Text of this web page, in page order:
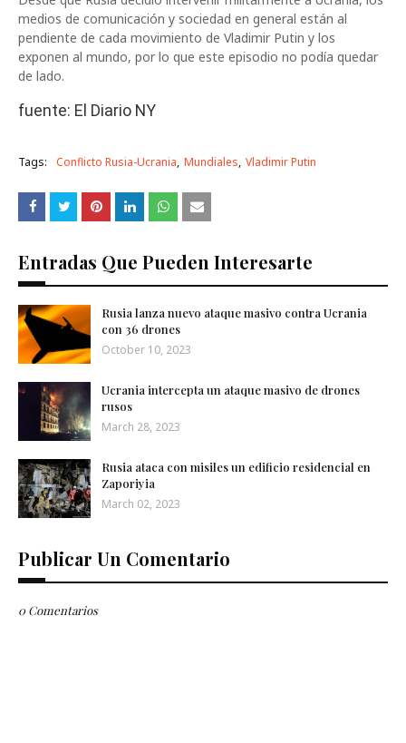
medios de comunicación y sociedad en general están al
pendiente de cada movimiento de Vladimir Putin y los
exponen al mundo, por lo que este episodio no podía quedar
de lado.
fuente: El Diario NY
Tags: Conflicto Rusia-Ucrania Mundiales Vladimir Putin
Entradas Que Pueden Interesarte
Rusia lanza nuevo ataque masivo contra Ucrania
con 36 drones
October 10, 2023
Ucrania intercepta un ataque masivo de drones
rusos
March 28, 2023
Rusia ataca con misiles un edificio residencial en
Zaporiyia
March 02, 2023
Publicar Un Comentario
0 Comentarios